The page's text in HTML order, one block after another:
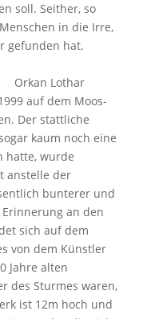
soll. Seither, so
in die Irre,
gefunden hat.
Orkan Lothar
auf dem Moos-
Der stattliche
kaum noch eine
hatte, wurde
anstelle der
bunterer und
an den
sich auf dem
von dem Künstler
Jahre alten
des Sturmes waren,
ist 12m hoch und